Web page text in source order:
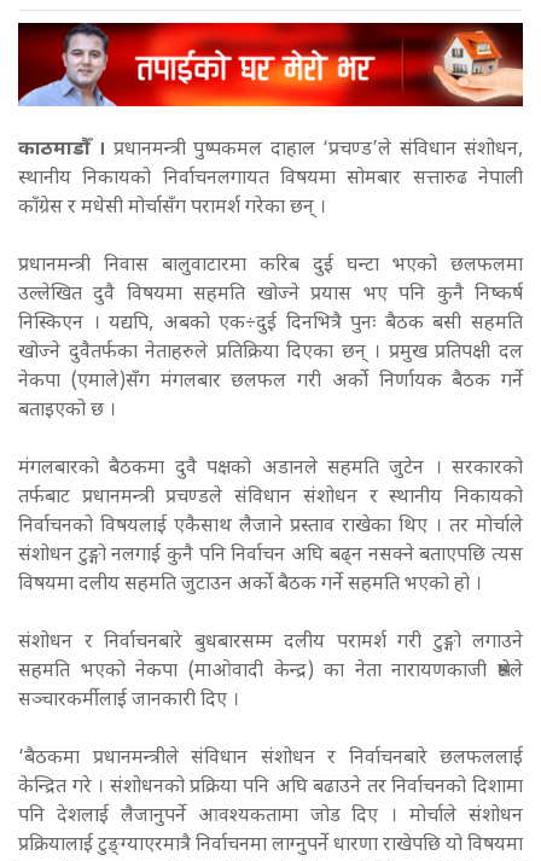
काठमाडौँ । प्रधानमन्त्री पुष्पकमल दाहाल ‘प्रचण्ड’ले संविधान संशोधन,
स्थानीय निकायको निर्वाचनलगायत विषयमा सोमबार सत्तारुढ नेपाली
काँग्रेस र मधेसी मोर्चासँग परामर्श गरेका छन् ।
प्रधानमन्त्री निवास बालुवाटारमा करिब दुई घन्टा भएको छलफलमा
उल्लेखित दुवै विषयमा सहमति खोज्ने प्रयास भए पनि कुनै निष्कर्ष
निस्किएन । यद्यपि, अबको एक÷दुई दिनभित्रै पुनः बैठक बसी सहमति
खोज्ने दुवैतर्फका नेताहरुले प्रतिक्रिया दिएका छन् । प्रमुख प्रतिपक्षी दल
नेकपा (एमाले)सँग मंगलबार छलफल गरी अर्को निर्णायक बैठक गर्ने
बताइएको छ ।
मंगलबारको बैठकमा दुवै पक्षको अडानले सहमति जुटेन । सरकारको
तर्फबाट प्रधानमन्त्री प्रचण्डले संविधान संशोधन र स्थानीय निकायको
निर्वाचनको विषयलाई एकैसाथ लैजाने प्रस्ताव राखेका थिए । तर मोर्चाले
संशोधन टुङ्गो नलगाई कुनै पनि निर्वाचन अघि बढ्न नसक्ने बताएपछि त्यस
विषयमा दलीय सहमति जुटाउन अर्को बैठक गर्ने सहमति भएको हो ।
संशोधन र निर्वाचनबारे बुधबारसम्म दलीय परामर्श गरी टुङ्गो लगाउने
सहमति भएको नेकपा (माओवादी केन्द्र) का नेता नारायणकाजी श्रेष्ठले
सञ्चारकर्मीलाई जानकारी दिए ।
‘बैठकमा प्रधानमन्त्रीले संविधान संशोधन र निर्वाचनबारे छलफललाई
केन्द्रित गरे । संशोधनको प्रक्रिया पनि अघि बढाउने तर निर्वाचनको दिशामा
पनि देशलाई लैजानुपर्ने आवश्यकतामा जोड दिए । मोर्चाले संशोधन
प्रक्रियालाई टुङ्ग्याएरमात्रै निर्वाचनमा लाग्नुपर्ने धारणा राखेपछि यो विषयमा